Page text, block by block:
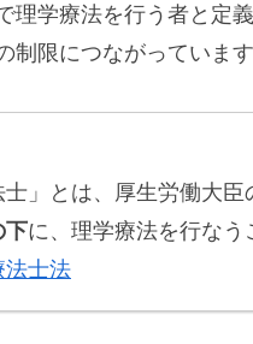
理学療法を行う者と定
制限につながっています
」とは、厚生労働大
下に、理学療法を行なう
法士法